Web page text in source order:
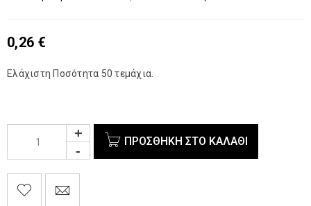
0,26 €
Ελάχιστη Ποσότητα 50 τεμάχια.
ΠΡΟΣΘΉΚΗ ΣΤΟ ΚΑΛΆΘΙ